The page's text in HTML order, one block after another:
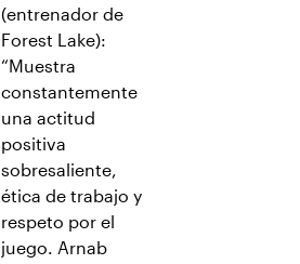
(entrenador de
Forest Lake):
“Muestra
constantemente
una actitud
positiva
sobresaliente,
ética de trabajo y
respeto por el
juego. Arnab